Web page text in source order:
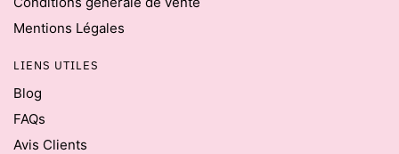
Mentions Légales
LIENS UTILES
Blog
FAQs
Avis Clients